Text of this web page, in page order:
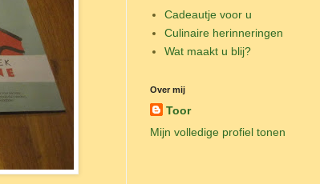
Cadeautje voor u
Culinaire herinneringen
Wat maakt u blij?
Over mij
Toor
Mijn volledige profiel tonen